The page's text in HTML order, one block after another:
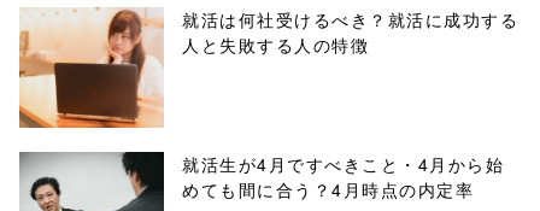
parts/sns-
buttons.php on
line10
/1007266"
就活は何社受けるべき？就活に成功する
人と失敗する人の特徴
就活生が4月ですべきこと・4月から始
めても間に合う？4月時点の内定率